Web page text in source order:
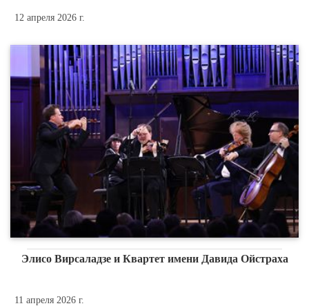
12 апреля 2026 г.
Элисо Вирсаладзе и Квартет имени Давида Ойстраха
11 апреля 2026 г.